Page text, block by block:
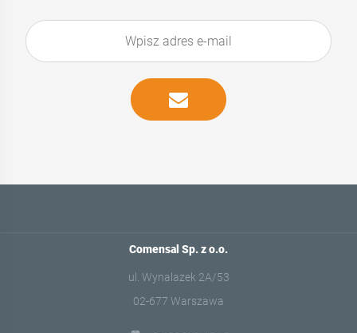
Comensal Sp. z o.o.
ul. Wynalazek 2A/53
02-677 Warszawa